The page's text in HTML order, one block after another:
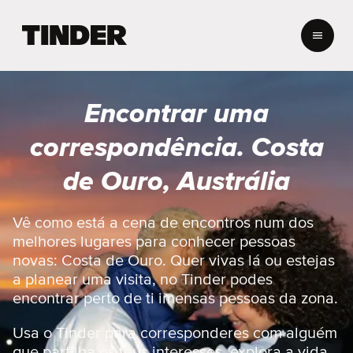
a
n
c
a
l
d
o
T
i
n
d
e
Encontrar uma
correspondência. Costa
de Ouro, Austrália
Vê como está a cena de encontros num dos
melhores lugares para conhecer pessoas
novas: Costa de Ouro. Quer vivas lá ou estejas
a planear uma visita, no Tinder podes
encontrar perto de ti imensas pessoas da zona.
Usa o Tinder para corresponderes com alguém